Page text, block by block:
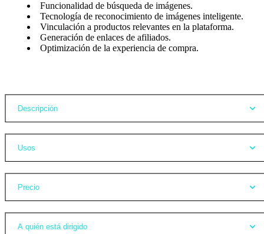
Funcionalidad de búsqueda de imágenes.
Tecnología de reconocimiento de imágenes inteligente.
Vinculación a productos relevantes en la plataforma.
Generación de enlaces de afiliados.
Optimización de la experiencia de compra.
Descripción
Usos
Precio
A quién está dirigido